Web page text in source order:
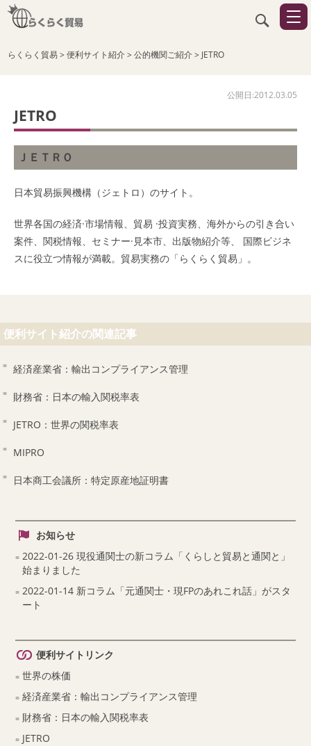
らくらく貿易>便利サイト紹介>公的機関ご紹介> JETRO
公開日:2012.03.05
JETRO
ＪＥＴＲＯ
日本貿易振興機構（ジェトロ）のサイト。
世界各国の経済·市場情報、貿易 ·投資実務、海外からの引き合い
案件、関税情報、セミナー·見本市、出版物紹介等、 国際ビジネ
スに役立つ情報が満載。貿易実務の「らくらく貿易」。
便利サイト紹介の関連記事
経済産業省：輸出コンプライアンス管理
財務省：日本の輸入関税率表
JETRO：世界の関税率表
MIPRO
日本商工会議所：特定原産地証明書
お知らせ
2022-01-26 現役通関士の新コラム「くらしと貿易と通関と」
始まりました
2022-01-14 新コラム「元通関士・現FPのあれこれ話」がスタ
ート
便利サイトリンク
世界の株価
経済産業省：輸出コンプライアンス管理
財務省：日本の輸入関税率表
JETRO